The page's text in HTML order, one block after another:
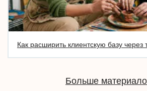
Как расширить клиентскую базу через
Больше